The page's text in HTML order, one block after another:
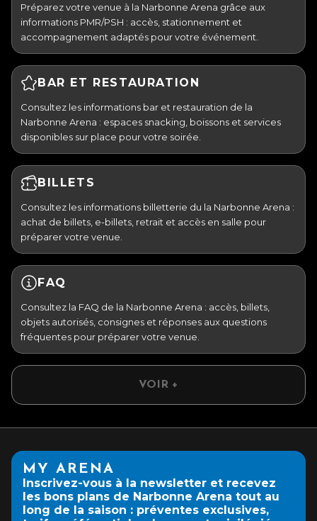
Préparez votre venue à la Narbonne Arena grâce aux
informations PMR/PSH : accès, stationnement et
accompagnement adaptés pour votre événement.
BAR ET RESTAURATION
Consultez les informations bar et restauration de la
Narbonne Arena : espaces snacking, boissons et services
disponibles sur place pour votre soirée.
BILLETS
Consultez les informations billetterie du la Narbonne Arena :
achat de billets, e-billets, retrait et accès en salle pour
préparer votre venue.
FAQ
Consultez la FAQ de la Narbonne Arena : accès, billets,
objets autorisés, consignes et réponses aux questions
fréquentes pour préparer votre venue.
VOIR +
MY ARENA
Inscrivez-vous à la newsletter et recevez
les bons plans de Narbonne Arena tout au
long de la saison : préventes exclusives,